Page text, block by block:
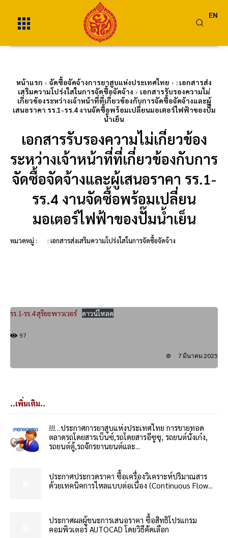
EN
หน้าแรก จัดซื้อจัดจ้างการยาสูบแห่งประเทศไทย
: เอกสารส่ง
เสริมความโปร่งใสในการจัดซื้อจัดจ้าง
เอกสารรับรองความไม่
เกี่ยวข้องระหว่างเจ้าหน้าที่ที่เกี่ยวข้องกับการจัดซื้อจัดจ้างและผู้
เสนอราคา รร.1-รร.4 งานจัดซื้อพร้อมเปลี่ยนมอเตอร์ไฟฟ้าของปั๊ม
น้ำเย็น
เอกสารรับรองความไม่เกี่ยวข้อง
ระหว่างเจ้าหน้าที่ที่เกี่ยวข้องกับการ
จัดซื้อจัดจ้างและผู้เสนอราคา รร.1-
รร.4 งานจัดซื้อพร้อมเปลี่ยน
มอเตอร์ไฟฟ้าของปั๊มน้ำเย็น
หมวดหมู่ : : เอกสารส่งเสริมความโปร่งใสในการจัดซื้อจัดจ้าง
รร.1-รร.4 สุริยะพาวเวอร์ ดาวน์โหลด
97
7 มีนาคม 2025
..เพิ่มเติม..
!!!…ประกาศการยาสูบแห่งประเทศไทย การขายทอด
ตลาดรถโดยสารเบ็นซ์,รถโดยสารอีซูซุ, รถยนต์นั่งเก๋ง,
รถยนต์ตู้,รถจักรยานยนต์และ...
ประกาศประกวดราคา ซื้อเครื่องวิเคราะห์ปริมาณสาร
ด้วยเทคนิคการไหลแบบต่อเนื่อง (Continuous Flow...
ประกาศผลผู้ชนะการเสนอราคา ซื้อสิทธิโปรแกรม
คอมพิวเตอร์ AUTOCAD โดยวิธีคัดเลือก